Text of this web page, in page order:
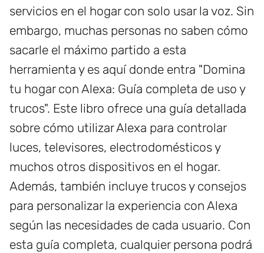
servicios en el hogar con solo usar la voz. Sin
embargo, muchas personas no saben cómo
sacarle el máximo partido a esta
herramienta y es aquí donde entra "Domina
tu hogar con Alexa: Guía completa de uso y
trucos". Este libro ofrece una guía detallada
sobre cómo utilizar Alexa para controlar
luces, televisores, electrodomésticos y
muchos otros dispositivos en el hogar.
Además, también incluye trucos y consejos
para personalizar la experiencia con Alexa
según las necesidades de cada usuario. Con
esta guía completa, cualquier persona podrá